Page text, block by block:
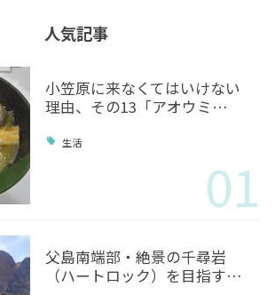
人気記事
小笠原に来なくてはいけない
理由、その13「アオウミ…
生活
01
父島南端部・絶景の千尋岩
（ハートロック）を目指す…